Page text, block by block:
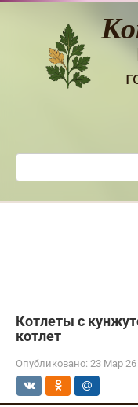
Перейти
Поиск:
Котлеты с
котлет
Опубликовано: 23 Мар 26